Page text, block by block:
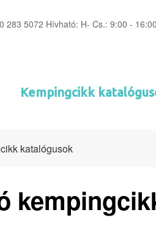
283 5072 Hívható: H- Cs.: 9:00 - 16:00
Kempingcikk
katalógusok